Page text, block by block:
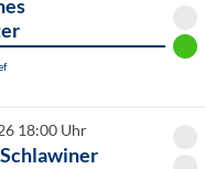
18:00 Uhr